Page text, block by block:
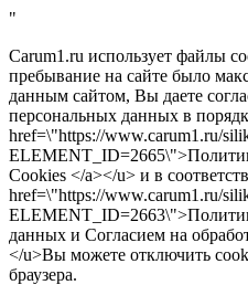
"
Carum1.ru использует файлы
пребывание на сайте было
данным сайтом, Вы даете
персональных данных в
href=\"https://www.carum1.ru/
Cookies </a></u> и в
href=\"https://www.carum1.ru/
данных и Согласием на
</u>Вы можете отключить
браузера.